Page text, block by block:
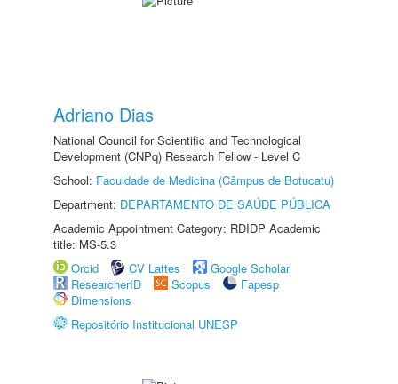
Adriano Dias
National Council for Scientific and Technological
Development (CNPq) Research Fellow - Level C
School: Faculdade de Medicina (Câmpus de Botucatu)
Department: DEPARTAMENTO DE SAÚDE PÚBLICA
Academic Appointment Category: RDIDP Academic
title: MS-5.3
Orcid
CV Lattes
Google Scholar
ResearcherID
Scopus
Fapesp
Dimensions
Repositório Institucional UNESP